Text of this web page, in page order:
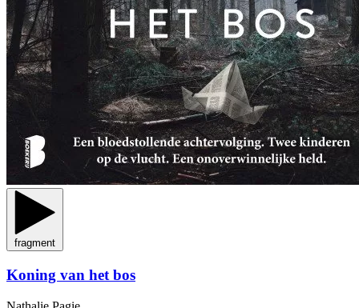
fragment
Koning van het bos